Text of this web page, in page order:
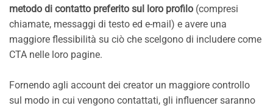
metodo di contatto preferito sul loro profilo (compresi
chiamate, messaggi di testo ed e-mail) e avere una
maggiore flessibilità su ciò che scelgono di includere come
CTA nelle loro pagine.
Fornendo agli account dei creator un maggiore controllo
sul modo in cui vengono contattati, gli influencer saranno